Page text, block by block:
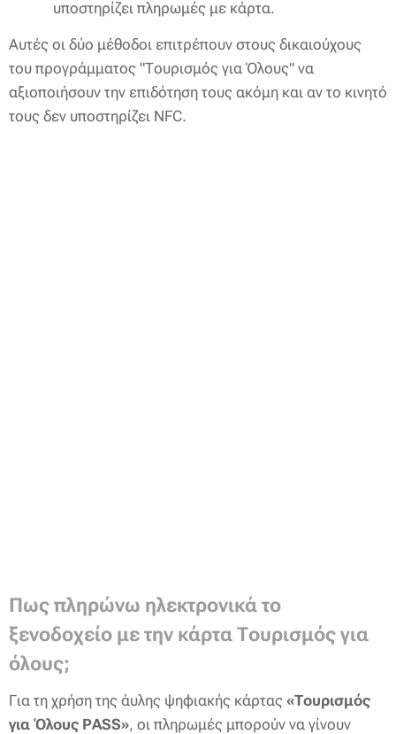
υποστηρίζει πληρωμές με κάρτα.
Αυτές οι δύο μέθοδοι επιτρέπουν στους δικαιούχους
του προγράμματος "Τουρισμός για Όλους" να
αξιοποιήσουν την επιδότηση τους ακόμη και αν το κινητό
τους δεν υποστηρίζει NFC.
Πως πληρώνω ηλεκτρονικά το
ξενοδοχείο με την κάρτα Τουρισμός για
όλους;
Για τη χρήση της άυλης ψηφιακής κάρτας «Τουρισμός
για Όλους PASS», οι πληρωμές μπορούν να γίνουν